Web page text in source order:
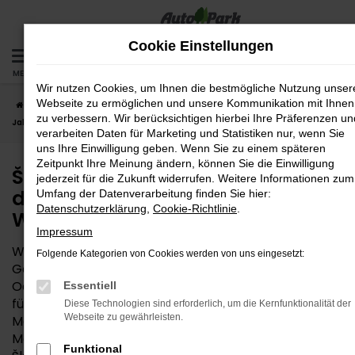
Zum
springen
MENÜ
Startseite Wasserburg Škoda Škoda Octavia
Škoda Octavia
Jahreswagen – das fast neue Auto für Wasserburg
Škoda Octavia Jahreswagen –
das fast neue Auto für
Wasserburg
Wem die Entscheidung zwischen Neuwagen und
Gebrauchtwagen schwerfällt, findet in einem Škoda
Octavia Jahreswagen die perfekte Mobilitätslösung
für Wasserburg und Umgebung. Angeboten werden
Modelle, die maximal vor zwölf Monaten zum ersten
Mal zugelassen wurden. In vielen Fällen stammen
Cookie Einstellungen
Wir nutzen Cookies, um Ihnen die bestmögliche Nutzung
Webseite zu ermöglichen und unsere Kommunikation mit Ihnen
zu verbessern. Wir berücksichtigen hierbei Ihre Präferenzen
verarbeiten Daten für Marketing und Statistiken nur, wenn Sie
uns Ihre Einwilligung geben. Wenn Sie zu einem späteren
Zeitpunkt Ihre Meinung ändern, können Sie die Einwilligung
jederzeit für die Zukunft widerrufen. Weitere Informationen zum
Umfang der Datenverarbeitung finden Sie hier:
Datenschutzerklärung Cookie-Richtlinie
Impressum
Folgende Kategorien von Cookies werden von uns eingesetzt:
Essentiell
Diese Technologien sind erforderlich, um die Kernfunktionalität der
Webseite zu gewährleisten.
Funktional